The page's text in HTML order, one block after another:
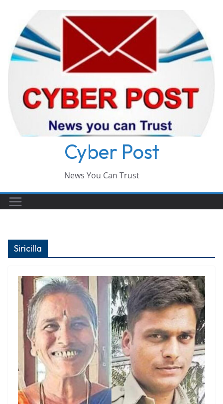
content
Cyber Post
News You Can Trust
Siricilla